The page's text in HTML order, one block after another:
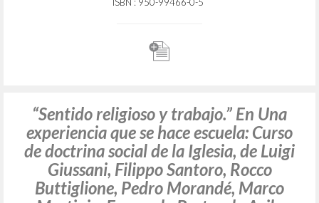
Buttiglione Rocco Autor
Santoro Filippo Autor
Morandé Pedro Autor
1989
Español
Lugar de edición : Buenos Aires
Páginas: 5
ISBN: 950-99466-0-5